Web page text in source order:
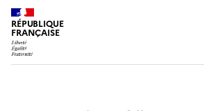
RÉPUBLIQUE
FRANÇAISE